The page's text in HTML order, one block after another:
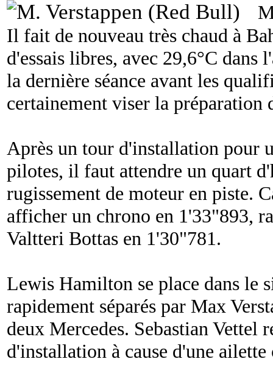
Il fait de nouveau très chaud à
d'essais libres, avec 29,6°C dans
la dernière séance avant les
certainement viser la préparation
Après un tour d'installation pour
pilotes, il faut attendre un quart
rugissement de moteur en piste.
afficher un chrono en 1'33"893,
Valtteri Bottas en 1'30"781.
Lewis Hamilton se place dans le
rapidement séparés par Max
deux Mercedes. Sebastian Vettel
d'installation à cause d'une ailette